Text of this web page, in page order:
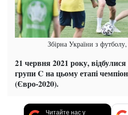
Збірна України з
21 червня 2021 року,
групи C на цьому етапі
(Євро-2020).
Читайте нас у